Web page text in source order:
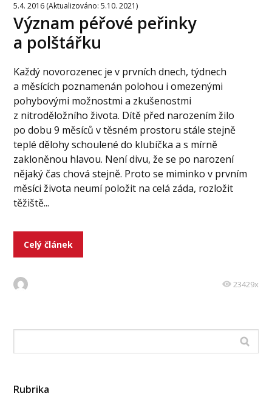
5.4. 2016 (Aktualizováno: 5.10. 2021)
Význam péřové peřinky
a polštářku
Každý novorozenec je v prvních dnech, týdnech
a měsících poznamenán polohou i omezenými
pohybovými možnostmi a zkušenostmi
z nitroděložního života. Dítě před narozením žilo
po dobu 9 měsíců v těsném prostoru stále stejně
teplé dělohy schoulené do klubíčka a s mírně
zakloněnou hlavou. Není divu, že se po narození
nějaký čas chová stejně. Proto se miminko v prvním
měsíci života neumí položit na celá záda, rozložit
těžiště...
Celý článek
23429x
Rubrika